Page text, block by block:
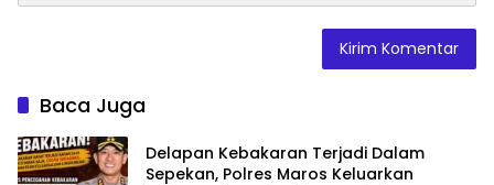
Baca Juga
Delapan Kebakaran Terjadi Dalam
Sepekan, Polres Maros Keluarkan